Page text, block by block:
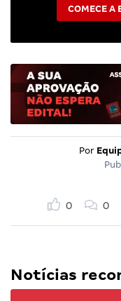
COMECE A
Por
0 0
Notícias